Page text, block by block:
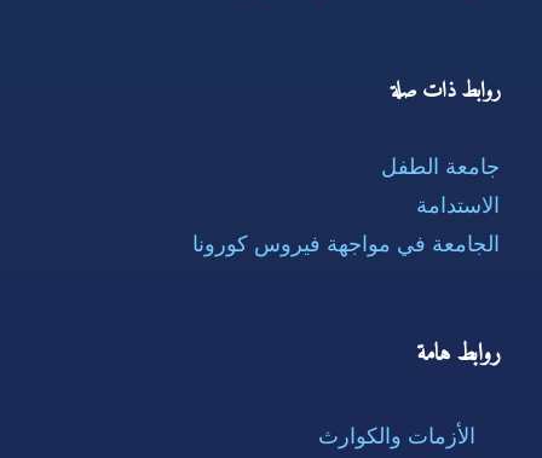
روابط ذات صلة
جامعة الطفل
الاستدامة
الجامعة في مواجهة فيروس كورونا
روابط هامة
الأزمات والكوارث